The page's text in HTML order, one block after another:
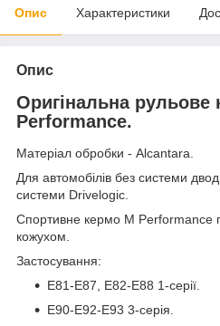
Опис Характеристики
Опис
Оригінальна рульове
Performance.
Матеріал обробки - Alcantara.
Для автомобілів без системи
системи Drivelogic.
Спортивне кермо M Performance
кожухом.
Застосування:
E81-E87, E82-E88 1-серії.
E90-E92-E93 3-серія.